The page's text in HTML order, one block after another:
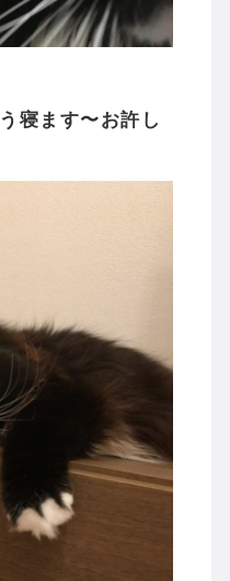
寝ます〜お許し